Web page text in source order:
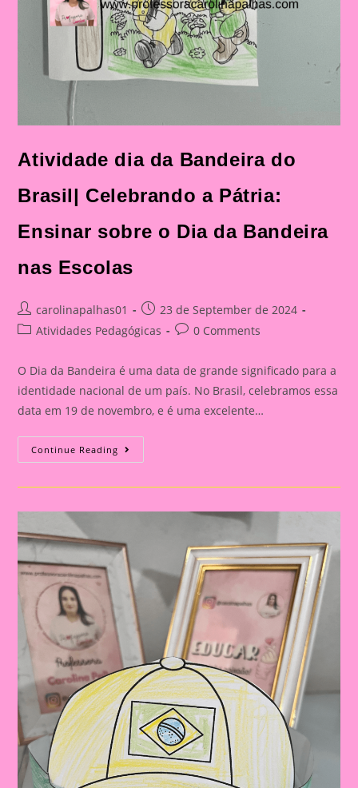
Atividade dia da Bandeira do
Brasil| Celebrando a Pátria:
Ensinar sobre o Dia da Bandeira
nas Escolas
Post
author:
carolinapalhas01
Post
published:
23 de September de 2024
PostAtividades Pedagógicas
Post0 Comments
O Dia da Bandeira é uma data de grande significado para a
identidade nacional de um país. No Brasil, celebramos essa
data em 19 de novembro, e é uma excelente…
Continue Reading Atividade
Dia
Bandeira
Celebrando
Pátria:
Ensinar
Sobre
O
Dia
Da
Bandeira
Nas
Escolas